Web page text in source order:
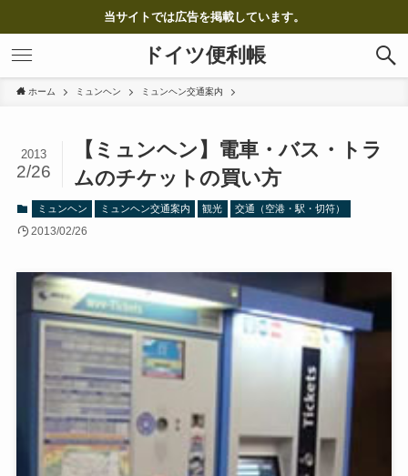
当サイトでは広告を掲載しています。
ドイツ便利帳
ホーム ミュンヘン ミュンヘン交通案内
【ミュンヘン】電車・バス・トラ
ムのチケットの買い方
2013
2/26
ミュンヘン ミュンヘン交通案内 観光 交通（空港・駅・切符）
2013/02/26